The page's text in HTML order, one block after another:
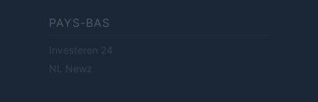
PAYS-BAS
Investeren 24
NL Newz